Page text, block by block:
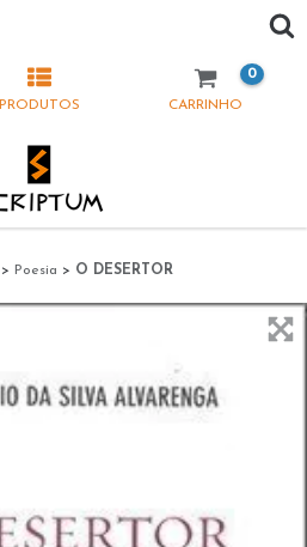
PRODUTOS CARRINHO
0
> Poesia > O DESERTOR